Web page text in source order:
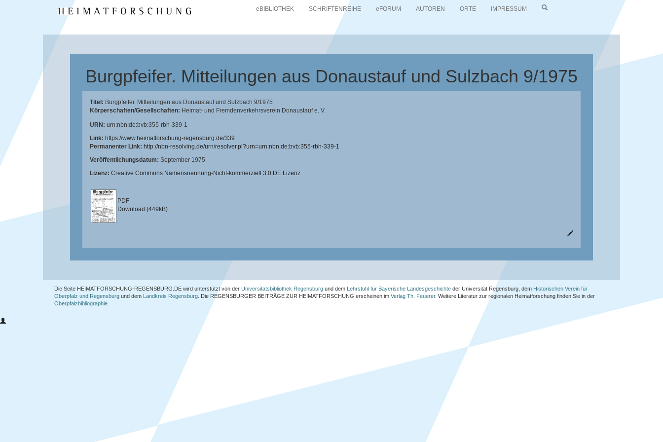
eBIBLIOTHEK SCHRIFTENREIHE eFORUM AUTOREN ORTE IMPRESSUM
Burgpfeifer. Mitteilungen aus Donaustauf und Sulzbach 9/1975
Titel: Burgpfeifer. Mitteilungen aus Donaustauf und Sulzbach 9/1975
Körperschaften/Gesellschaften: Heimat- und Fremdenverkehrsverein Donaustauf e. V.
URN: urn:nbn:de:bvb:355-rbh-339-1
Link: https://www.heimatforschung-regensburg.de/339
Permanenter Link: http://nbn-resolving.de/urn/resolver.pl?urn=urn:nbn:de:bvb:355-rbh-339-1
Veröffentlichungsdatum: September 1975
Lizenz: Creative Commons Namensnennung-Nicht-kommerziell 3.0 DE Lizenz
PDF
Download (449kB)
Die Seite HEIMATFORSCHUNG-REGENSBURG.DE wird unterstützt von der Universitätsbibliothek Regensburg und dem Lehrstuhl für Bayerische Landesgeschichte der Universität Regensburg, dem Historischen Verein für
Oberpfalz und Regensburg und dem Landkreis Regensburg . Die REGENSBURGER BEITRÄGE ZUR HEIMATFORSCHUNG erscheinen im Verlag Th. Feuerer. Weitere Literatur zur regionalen Heimatforschung finden Sie in der
Oberpfalzbibliographie